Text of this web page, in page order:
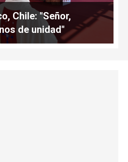
Chile: "Señor,
de unidad"